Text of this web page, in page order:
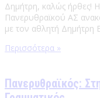
Δημήτρη, καλώς ήρθες!
Πανερυθραϊκού ΑΣ
με τον αθλητή Δημήτρη
Περισσότερα »
Πανερυθραϊκός: